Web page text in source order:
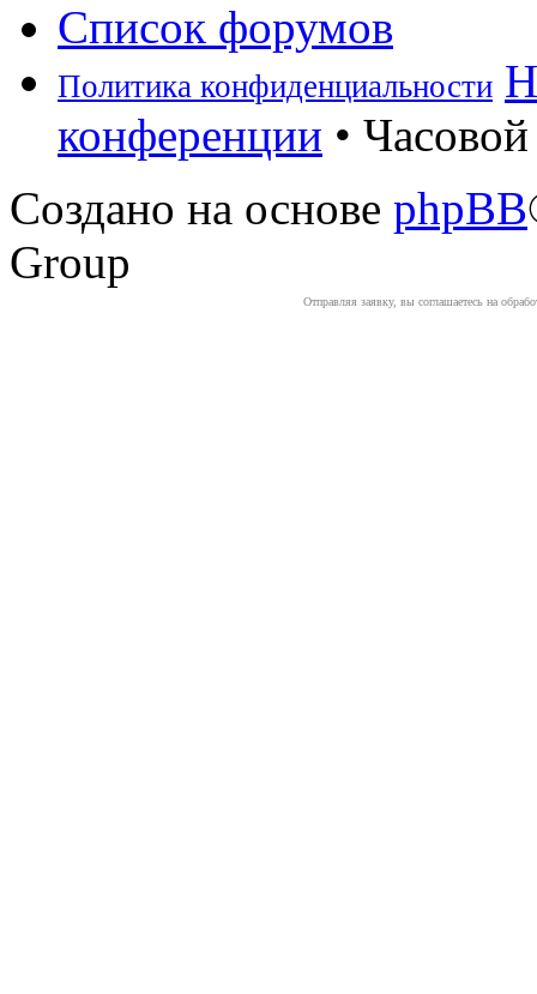
Список форумов
Политика конфиденциальности
конференции •
Создано на основе phpBB
Group
Отправляя заявку, вы соглашаетесь на